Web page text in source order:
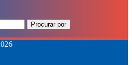
Procurar por